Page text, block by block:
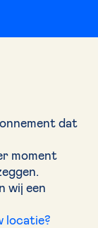
dat
moment
wij een
locatie?